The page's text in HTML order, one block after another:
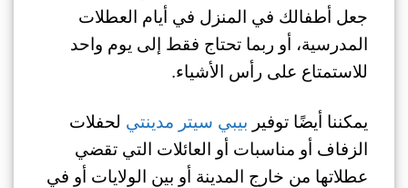
جعل أطفالك في المنزل في أيام العطلات
المدرسية، أو ربما تحتاج فقط إلى يوم واحد
للاستمتاع على رأس الأشياء.
يمكننا أيضًا توفير بيبي سيتر مدينتي لحفلات
الزفاف أو مناسبات أو العائلات التي تقضي
عطلاتها من خارج المدينة أو بين الولايات أو في